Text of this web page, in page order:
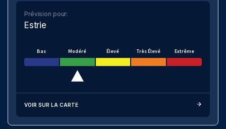
Prévision pour:
Estrie
Bas Modéré Élevé Très Élevé Extrême
VOIR SUR LA CARTE